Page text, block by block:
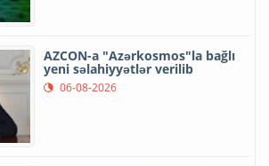
AZCON-a "Azərkosmos"la bağlı
yeni səlahiyyətlər verilib
06-08-2026